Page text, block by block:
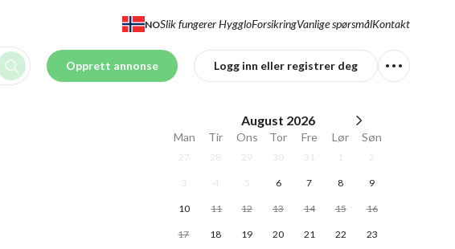
NOSlik fungerer HyggloForsikringVanlige spørsmålKontakt
Opprett annonse Logg inn eller registrer deg
August 2026
Man Tir Ons Tor Fre Lør Søn
27 28 29 30 31 1 2
3 4 5 6 7 8 9
10 11 12 13 14 15 16
17 18 19 20 21 22 23